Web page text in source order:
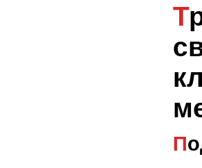
Традиции и обычаи,